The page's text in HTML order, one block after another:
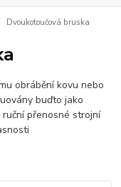
Dvoukotoučová bruska
obrábění kovu nebo
buďto jako
přenosné strojní